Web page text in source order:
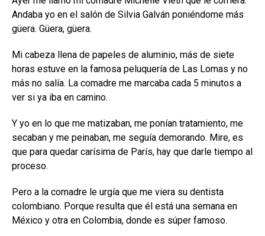
Andaba yo en el salón de Silvia Galván poniéndome más
güera. Güera, güera.
Mi cabeza llena de papeles de aluminio, más de siete
horas estuve en la famosa peluquería de Las Lomas y no
más no salía. La comadre me marcaba cada 5 minutos a
ver si ya iba en camino.
Y yo en lo que me matizaban, me ponían tratamiento, me
secaban y me peinaban, me seguía demorando. Mire, es
que para quedar carísima de París, hay que darle tiempo al
proceso.
Pero a la comadre le urgía que me viera su dentista
colombiano. Porque resulta que él está una semana en
México y otra en Colombia, donde es súper famoso.